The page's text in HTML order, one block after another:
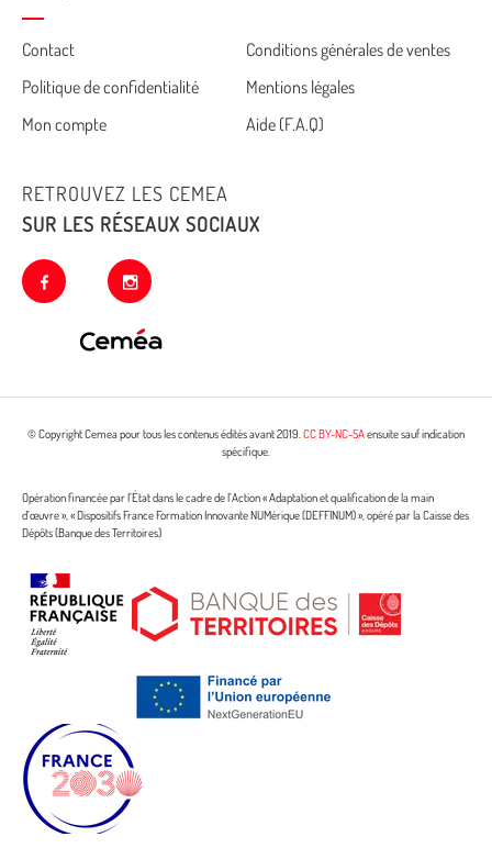
Cemea
footer
Contact
Conditions générales de ventes
Politique de confidentialité
Mentions légales
Mon compte
Aide (F.A.Q)
RETROUVEZ LES CEMEA
SUR LES RÉSEAUX SOCIAUX
facebook instagram
© Copyright Cemea pour tous les contenus édités avant 2019.CC BY-NC-SAensuite sauf indication
spécifique.
Opération financée par l’État dans le cadre de l’Action « Adaptation et qualification de la main
d’œuvre », « Dispositifs France Formation Innovante NUMérique (DEFFINUM) », opéré par la Caisse des
Dépôts (Banque des Territoires)